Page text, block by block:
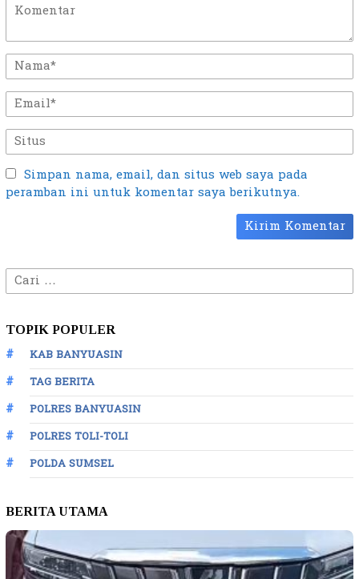
Simpan nama, email, dan situs web saya pada
peramban ini untuk komentar saya berikutnya.
Cari
untuk:
TOPIK POPULER
KAB BANYUASIN
TAG BERITA
POLRES BANYUASIN
POLRES TOLI-TOLI
POLDA SUMSEL
BERITA UTAMA